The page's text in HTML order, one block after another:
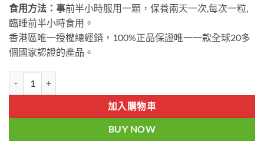
食用方法：事前半小時服用一顆，保養兩天一次,每次一粒,
臨睡前半小時食用。
香港區唯一授權總經銷，100%正品保證唯一一款全球20多
個國家認證的產品。
加入購物車
BUY NOW